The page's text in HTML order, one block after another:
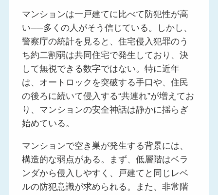
マンションは一戸建てに比べて防犯性が高
い──多くの人がそう信じている。しかし、
警察庁の統計を見ると、住宅侵入犯罪のう
ち約二割弱は共同住宅で発生しており、決
して無視できる数字ではない。特に近年
は、オートロックを突破する手口や、住民
の後ろに続いて侵入する“共連れ”が増えてお
り、マンションの安全神話は静かに揺らぎ
始めている。
マンションで空き巣が発生する背景には、
構造的な弱点がある。まず、低層階はベラ
ンダから侵入しやすく、戸建てと同じレベ
ルの防犯意識が求められる。また、非常階